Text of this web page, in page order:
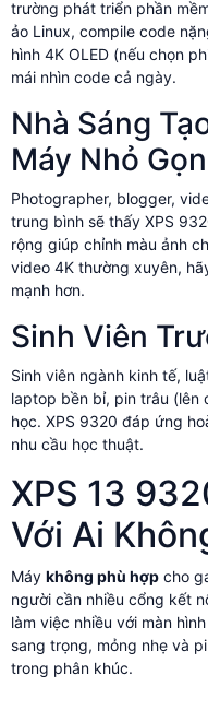
trường phát triển phần
ảo Linux, compile code
hình 4K OLED (nếu chọn
mái nhìn code cả ngày.
Nhà Sáng
Máy Nhỏ Gọn
Photographer, blogger,
trung bình sẽ thấy XPS
rộng giúp chỉnh màu ảnh
video 4K thường xuyên,
mạnh hơn.
Sinh Viên
Sinh viên ngành kinh tế,
laptop bền bỉ, pin trâu (lên
học. XPS 9320 đáp ứng
nhu cầu học thuật.
XPS 13
Với Ai
Máy không phù hợp cho
người cần nhiều cổng kết
làm việc nhiều với màn
sang trọng, mỏng nhẹ và
trong phân khúc.